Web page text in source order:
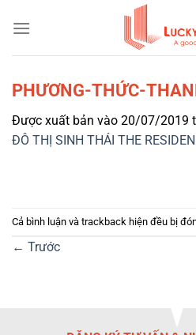
qua
PHƯƠNG-THỨC-
Được xuất bản vào 20/07/2019
ĐÔ THỊ SINH THÁI THE
Cả bình luận và trackback hiện đều bị
← Trước